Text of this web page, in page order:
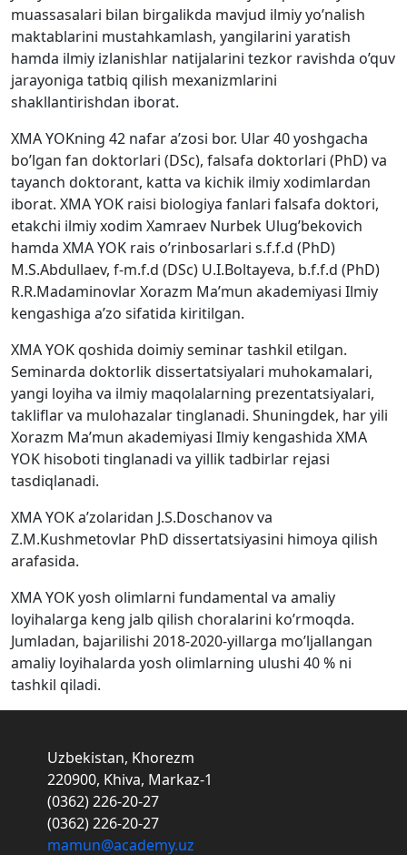
muassasalari bilan birgalikda mavjud ilmiy yo’nalish
maktablarini mustahkamlash, yangilarini yaratish
hamda ilmiy izlanishlar natijalarini tezkor ravishda o’quv
jarayoniga tatbiq qilish mexanizmlarini
shakllantirishdan iborat.
XMA YOKning 42 nafar a’zosi bor. Ular 40 yoshgacha
bo’lgan fan doktorlari (DSc), falsafa doktorlari (PhD) va
tayanch doktorant, katta va kichik ilmiy xodimlardan
iborat. XMA YOK raisi biologiya fanlari falsafa doktori,
etakchi ilmiy xodim Xamraev Nurbek Ulug’bekovich
hamda XMA YOK rais o’rinbosarlari s.f.f.d (PhD)
M.S.Abdullaev, f-m.f.d (DSc) U.I.Boltayeva, b.f.f.d (PhD)
R.R.Madaminovlar Xorazm Ma’mun akademiyasi Ilmiy
kengashiga a’zo sifatida kiritilgan.
XMA YOK qoshida doimiy seminar tashkil etilgan.
Seminarda doktorlik dissertatsiyalari muhokamalari,
yangi loyiha va ilmiy maqolalarning prezentatsiyalari,
takliflar va mulohazalar tinglanadi. Shuningdek, har yili
Xorazm Ma’mun akademiyasi Ilmiy kengashida XMA
YOK hisoboti tinglanadi va yillik tadbirlar rejasi
tasdiqlanadi.
XMA YOK a’zolaridan J.S.Doschanov va
Z.M.Kushmetovlar PhD dissertatsiyasini himoya qilish
arafasida.
XMA YOK yosh olimlarni fundamental va amaliy
loyihalarga keng jalb qilish choralarini ko’rmoqda.
Jumladan, bajarilishi 2018-2020-yillarga mo’ljallangan
amaliy loyihalarda yosh olimlarning ulushi 40 % ni
tashkil qiladi.
Uzbekistan, Khorezm
220900, Khiva, Markaz-1
(0362) 226-20-27
(0362) 226-20-27
mamun@academy.uz